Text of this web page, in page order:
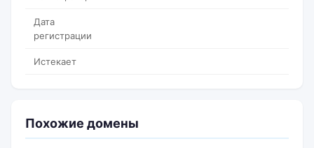
Дата
регистрации
Истекает
Похожие домены